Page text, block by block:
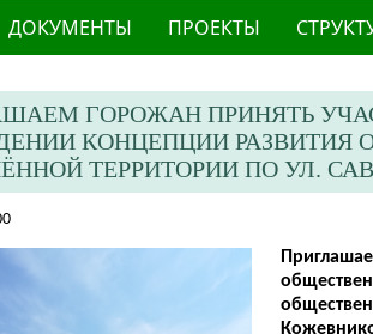
ДОКУМЕНТЫ ПРОЕКТЫ
ГОРОЖАН ПРИНЯТЬ
КОНЦЕПЦИИ РАЗВИТИЯ
ТЕРРИТОРИИ ПО УЛ.